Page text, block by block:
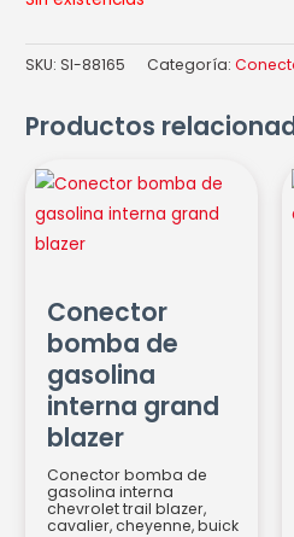
SKU: SI-88165 Categoría:
Productos
Conector
bomba de
gasolina
interna grand
blazer
Conector bomba de
gasolina interna
chevrolet trail blazer,
cavalier, cheyenne, buick
Conector
bomba
de
grand
blazer
cantidad